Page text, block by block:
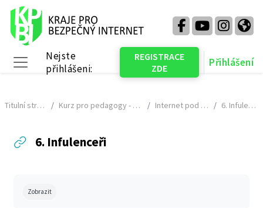
Přejít k hlavnímu obsahu
Boční panel
Nejste
přihlášeni:
REGISTRACE
ZDE
Přihlášení
Titulní stránka Kurz pro pedagogy - NÁHLED Internet pod lupou 6. Infulenceři
6. Infulenceři
Zobrazit